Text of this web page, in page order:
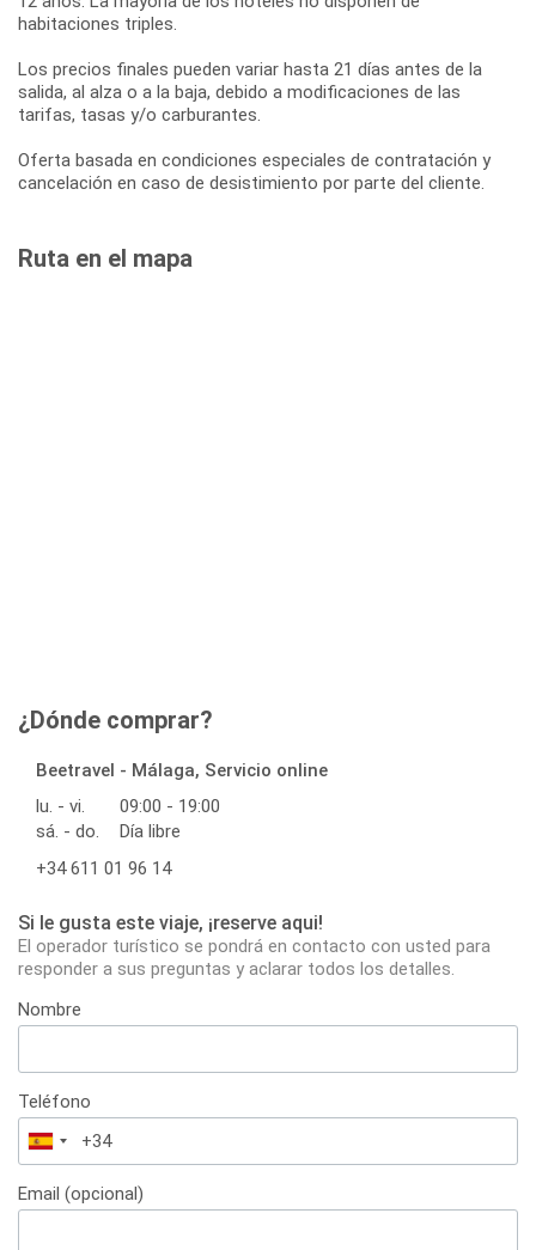
habitaciones triples.
Los precios finales pueden variar hasta 21 días antes de la
salida, al alza o a la baja, debido a modificaciones de las
tarifas, tasas y/o carburantes.
Oferta basada en condiciones especiales de contratación y
cancelación en caso de desistimiento por parte del cliente.
Ruta en el mapa
¿Dónde comprar?
Beetravel - Málaga, Servicio online
lu. - vi.
09:00 - 19:00
sá. - do.
Día libre
+34 611 01 96 14
Si le gusta este viaje, ¡reserve aqui!
El operador turístico se pondrá en contacto con usted para
responder a sus preguntas y aclarar todos los detalles.
Nombre
Teléfono
España
+34
Email (opcional)